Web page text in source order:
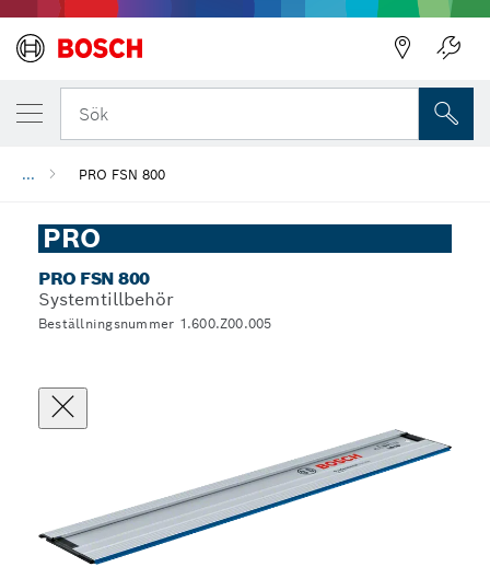
Sök
... PRO FSN 800
PRO
PRO FSN 800
Systemtillbehör
Beställningsnummer 1.600.Z00.005